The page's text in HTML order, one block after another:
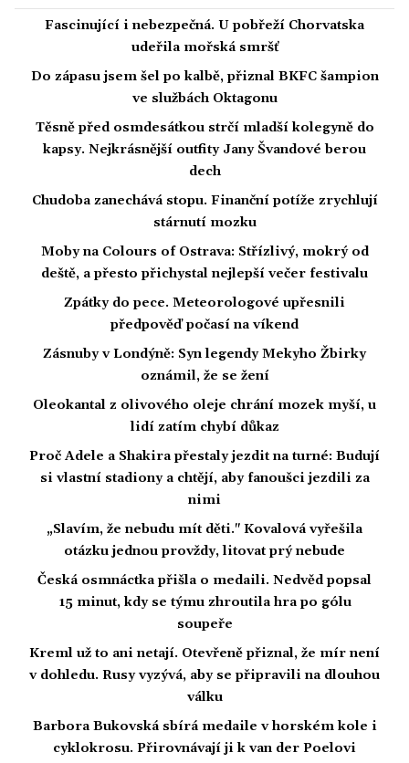
Fascinující i nebezpečná. U pobřeží Chorvatska
udeřila mořská smršť
Do zápasu jsem šel po kalbě, přiznal BKFC šampion
ve službách Oktagonu
Těsně před osmdesátkou strčí mladší kolegyně do
kapsy. Nejkrásnější outfity Jany Švandové berou
dech
Chudoba zanechává stopu. Finanční potíže zrychlují
stárnutí mozku
Moby na Colours of Ostrava: Střízlivý, mokrý od
deště, a přesto přichystal nejlepší večer festivalu
Zpátky do pece. Meteorologové upřesnili
předpověď počasí na víkend
Zásnuby v Londýně: Syn legendy Mekyho Žbirky
oznámil, že se žení
Oleokantal z olivového oleje chrání mozek myší, u
lidí zatím chybí důkaz
Proč Adele a Shakira přestaly jezdit na turné: Budují
si vlastní stadiony a chtějí, aby fanoušci jezdili za
nimi
„Slavím, že nebudu mít děti." Kovalová vyřešila
otázku jednou provždy, litovat prý nebude
Česká osmnáctka přišla o medaili. Nedvěd popsal
15 minut, kdy se týmu zhroutila hra po gólu
soupeře
Kreml už to ani netají. Otevřeně přiznal, že mír není
v dohledu. Rusy vyzývá, aby se připravili na dlouhou
válku
Barbora Bukovská sbírá medaile v horském kole i
cyklokrosu. Přirovnávají ji k van der Poelovi